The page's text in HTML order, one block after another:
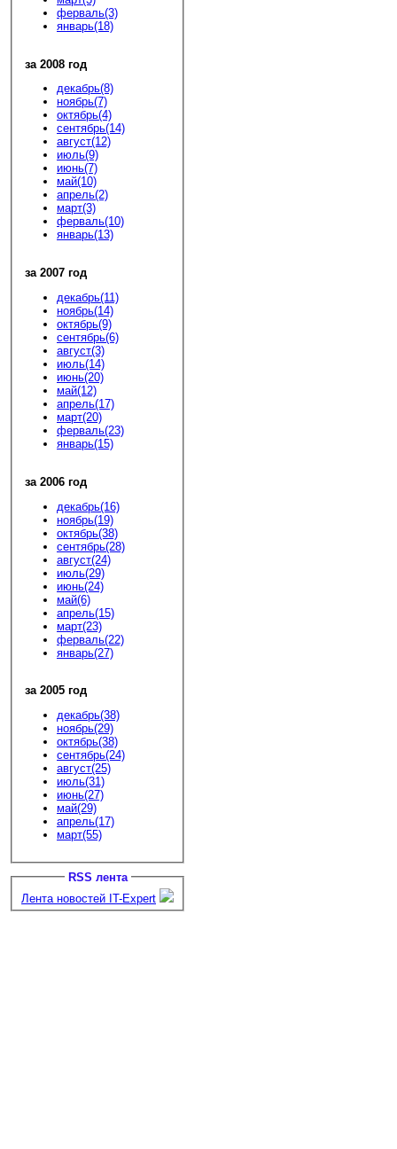
ферваль(3)
январь(18)
за 2008 год
декабрь(8)
ноябрь(7)
октябрь(4)
сентябрь(14)
август(12)
июль(9)
июнь(7)
май(10)
апрель(2)
март(3)
ферваль(10)
январь(13)
за 2007 год
декабрь(11)
ноябрь(14)
октябрь(9)
сентябрь(6)
август(3)
июль(14)
июнь(20)
май(12)
апрель(17)
март(20)
ферваль(23)
январь(15)
за 2006 год
декабрь(16)
ноябрь(19)
октябрь(38)
сентябрь(28)
август(24)
июль(29)
июнь(24)
май(6)
апрель(15)
март(23)
ферваль(22)
январь(27)
за 2005 год
декабрь(38)
ноябрь(29)
октябрь(38)
сентябрь(24)
август(25)
июль(31)
июнь(27)
май(29)
апрель(17)
март(55)
RSS лента
Лента новостей IT-Expert